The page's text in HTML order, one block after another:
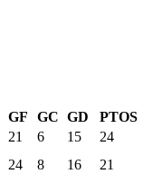
GF GC GD
PTOS
21 6 15
24
24 8 16
21